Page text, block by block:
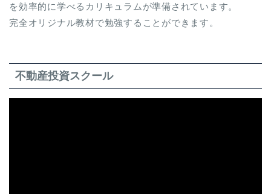
を効率的に学べるカリキュラムが準備されています。
完全オリジナル教材で勉強することができます。
不動産投資スクール